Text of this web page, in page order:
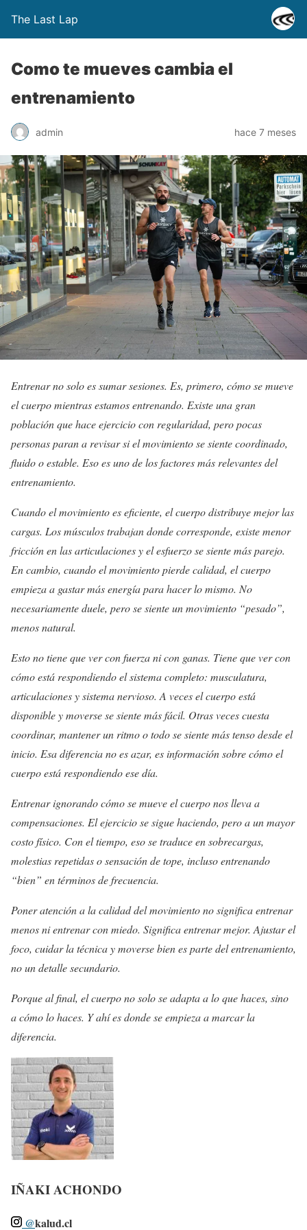
The Last Lap
Como te mueves cambia el
entrenamiento
admin hace 7 meses
Entrenar no solo es sumar sesiones. Es, primero, cómo se mueve
el cuerpo mientras estamos entrenando. Existe una gran
población que hace ejercicio con regularidad, pero pocas
personas paran a revisar si el movimiento se siente coordinado,
fluido o estable. Eso es uno de los factores más relevantes del
entrenamiento.
Cuando el movimiento es eficiente, el cuerpo distribuye mejor las
cargas. Los músculos trabajan donde corresponde, existe menor
fricción en las articulaciones y el esfuerzo se siente más parejo.
En cambio, cuando el movimiento pierde calidad, el cuerpo
empieza a gastar más energía para hacer lo mismo. No
necesariamente duele, pero se siente un movimiento “pesado”,
menos natural.
Esto no tiene que ver con fuerza ni con ganas. Tiene que ver con
cómo está respondiendo el sistema completo: musculatura,
articulaciones y sistema nervioso. A veces el cuerpo está
disponible y moverse se siente más fácil. Otras veces cuesta
coordinar, mantener un ritmo o todo se siente más tenso desde el
inicio. Esa diferencia no es azar, es información sobre cómo el
cuerpo está respondiendo ese día.
Entrenar ignorando cómo se mueve el cuerpo nos lleva a
compensaciones. El ejercicio se sigue haciendo, pero a un mayor
costo físico. Con el tiempo, eso se traduce en sobrecargas,
molestias repetidas o sensación de tope, incluso entrenando
“bien” en términos de frecuencia.
Poner atención a la calidad del movimiento no significa entrenar
menos ni entrenar con miedo. Significa entrenar mejor. Ajustar el
foco, cuidar la técnica y moverse bien es parte del entrenamiento,
no un detalle secundario.
Porque al final, el cuerpo no solo se adapta a lo que haces, sino
a cómo lo haces. Y ahí es donde se empieza a marcar la
diferencia.
IÑAKI ACHONDO
@kalud.cl